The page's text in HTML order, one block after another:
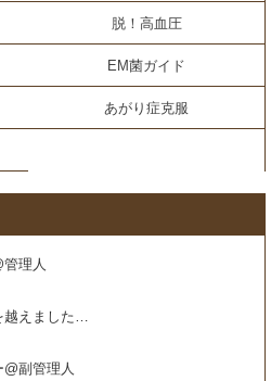
脱！高血圧
EM菌ガイド
あがり症克服
理人
越えました…
@副管理人